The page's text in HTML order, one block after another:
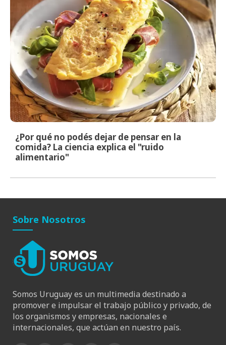
¿Por qué no podés dejar de pensar en la
comida? La ciencia explica el "ruido
alimentario"
Sobre Nosotros
Somos Uruguay es un multimedia destinado a
promover e impulsar el trabajo público y privado, de
los organismos y empresas, nacionales e
internacionales, que actúan en nuestro país.